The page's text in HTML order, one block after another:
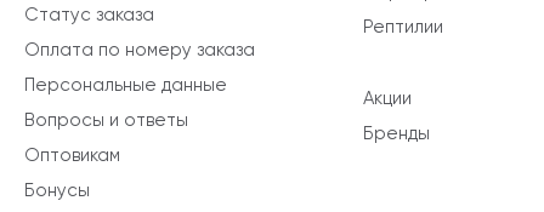
Рептилии
Акции
Бренды
Статус заказа
Оплата по номеру заказа
Персональные данные
Вопросы и ответы
Оптовикам
Бонусы